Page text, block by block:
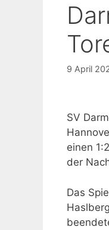
9 April
SV
einen
der
Das